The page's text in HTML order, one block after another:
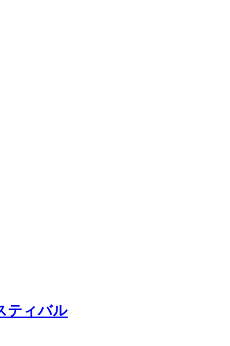
ティバル